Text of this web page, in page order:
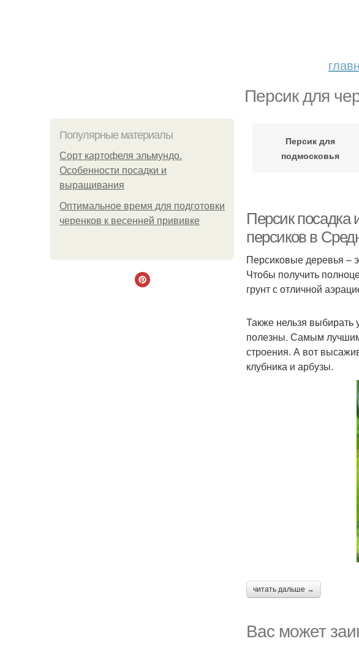
Персик для
Популярные материалы
Сорт картофеля эльмундо.
Особенности посадки и
выращивания
Оптимальное время для подготовки
черенков к весенней прививке
Персик для
подмосковья
Персик
персиков в
Персиковые деревья –
Чтобы получить
грунт с отличной
Также нельзя выбирать
полезны. Самым лучшим
строения. А вот
клубника и арбузы.
читать дальше →
Вас может